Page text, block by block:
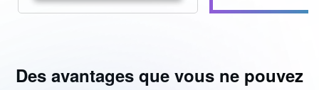
Des avantages que vous ne pouvez